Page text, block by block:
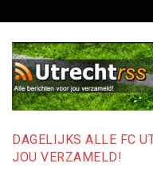
naar
inhoud
DAGELIJKS ALLE FC
JOU VERZAMELD!